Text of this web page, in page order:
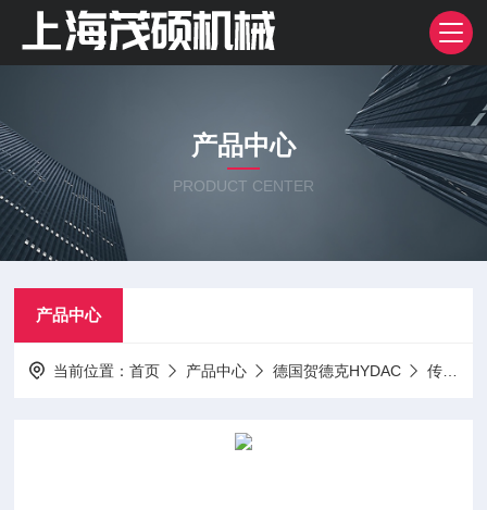
产品中心
PRODUCT CENTER
产品中心
当前位置：首页 产品中心 德国贺德克HYDAC 传感器